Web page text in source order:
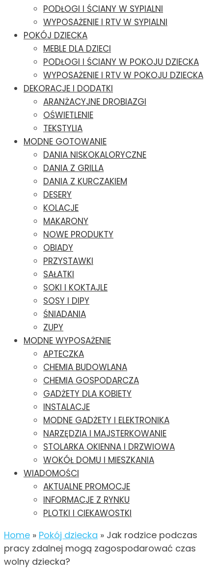
PODŁOGI I ŚCIANY W SYPIALNI
WYPOSAŻENIE I RTV W SYPIALNI
POKÓJ DZIECKA
MEBLE DLA DZIECI
PODŁOGI I ŚCIANY W POKOJU DZIECKA
WYPOSAŻENIE I RTV W POKOJU DZIECKA
DEKORACJE I DODATKI
ARANŻACYJNE DROBIAZGI
OŚWIETLENIE
TEKSTYLIA
MODNE GOTOWANIE
DANIA NISKOKALORYCZNE
DANIA Z GRILLA
DANIA Z KURCZAKIEM
DESERY
KOLACJE
MAKARONY
NOWE PRODUKTY
OBIADY
PRZYSTAWKI
SAŁATKI
SOKI I KOKTAJLE
SOSY I DIPY
ŚNIADANIA
ZUPY
MODNE WYPOSAŻENIE
APTECZKA
CHEMIA BUDOWLANA
CHEMIA GOSPODARCZA
GADŻETY DLA KOBIETY
INSTALACJE
MODNE GADŻETY I ELEKTRONIKA
NARZĘDZIA I MAJSTERKOWANIE
STOLARKA OKIENNA I DRZWIOWA
WOKÓŁ DOMU I MIESZKANIA
WIADOMOŚCI
AKTUALNE PROMOCJE
INFORMACJE Z RYNKU
PLOTKI I CIEKAWOSTKI
Home » Pokój dziecka » Jak rodzice podczas
pracy zdalnej mogą zagospodarować czas
wolny dziecka?